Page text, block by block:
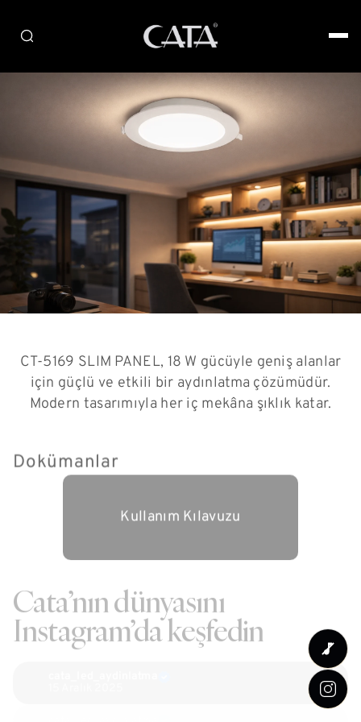
CT-5169 SLIM PANEL, 18 W gücüyle geniş alanlar
için güçlü ve etkili bir aydınlatma çözümüdür.
Modern tasarımıyla her iç mekâna şıklık katar.
Dokümanlar
Kullanım Kılavuzu
Cata’nın dünyasını
Instagram’da keşfedin